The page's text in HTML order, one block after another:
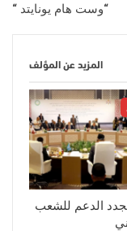
“وست هام يونايتد “
المزيد عن المؤلف
الدعم للشعب